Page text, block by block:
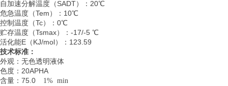
自加速分解温度（SADT）：20℃
危急温度（Tem）：10℃
控制温度（Tc）：0℃
贮存温度（Tsmax）：-17/-5 ℃
活化能E（KJ/mol）：123.59
技术标准：
外观：无色透明液体
色度： 20APHA
含量： 75.0
1% min